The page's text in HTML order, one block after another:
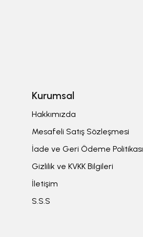
Kurumsal
Hakkımızda
Mesafeli Satış Sözleşmesi
İade ve Geri Ödeme Politikası
Gizlilik ve KVKK Bilgileri
İletişim
S.S.S